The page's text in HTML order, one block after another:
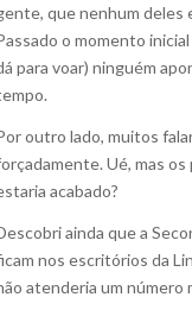
que nenhum
o momento
para voar) ninguém
outro lado, muitos
Ué, mas
acabado?
ainda que a
nos escritórios da
atenderia um número